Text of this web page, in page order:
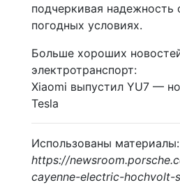
подчеркивая
погодных условиях.
Больше хороших
электротранспорт:
Xiaomi выпустил YU7 —
Tesla
Использованы материалы:
https://
cayenne-electric-hochvolt-